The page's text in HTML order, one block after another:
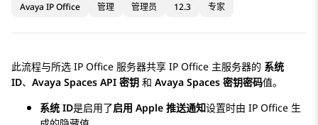
Avaya IP Office 管理 管理员 12.3 专家
此流程与所选 IP Office 服务器共享 IP Office 主服务器的 系统
ID、 Avaya Spaces API 密钥 和 Avaya Spaces 密钥密码值。
系统 ID是启用了启用 Apple 推送通知设置时由 IP Office 生